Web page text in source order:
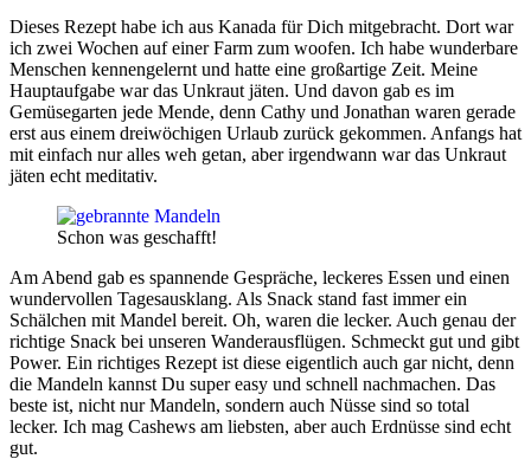
Dieses Rezept habe ich aus Kanada für Dich mitgebracht. Dort war
ich zwei Wochen auf einer Farm zum woofen. Ich habe wunderbare
Menschen kennengelernt und hatte eine großartige Zeit. Meine
Hauptaufgabe war das Unkraut jäten. Und davon gab es im
Gemüsegarten jede Mende, denn Cathy und Jonathan waren gerade
erst aus einem dreiwöchigen Urlaub zurück gekommen. Anfangs hat
mit einfach nur alles weh getan, aber irgendwann war das Unkraut
jäten echt meditativ.
Schon was geschafft!
Am Abend gab es spannende Gespräche, leckeres Essen und einen
wundervollen Tagesausklang. Als Snack stand fast immer ein
Schälchen mit Mandel bereit. Oh, waren die lecker. Auch genau der
richtige Snack bei unseren Wanderausflügen. Schmeckt gut und gibt
Power. Ein richtiges Rezept ist diese eigentlich auch gar nicht, denn
die Mandeln kannst Du super easy und schnell nachmachen. Das
beste ist, nicht nur Mandeln, sondern auch Nüsse sind so total
lecker. Ich mag Cashews am liebsten, aber auch Erdnüsse sind echt
gut.